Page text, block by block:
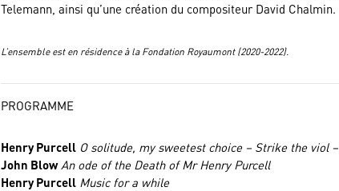
Telemann, ainsi qu’une création du compositeur David Chalmin.
L’ensemble est en résidence à la Fondation Royaumont (2020-2022).
PROGRAMME
Henry Purcell O solitude, my sweetest choice – Strike the viol –
John Blow An ode of the Death of Mr Henry Purcell
Henry Purcell Music for a while